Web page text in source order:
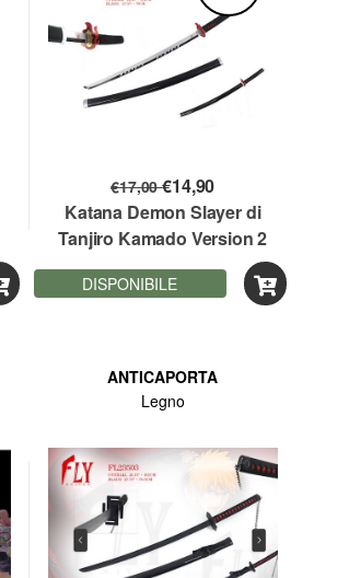
€17,00€14,90
Katana Demon Slayer di
Tanjiro Kamado Version 2
lama bamboo cm. 105
DISPONIBILE
ANTICAPORTA
Legno